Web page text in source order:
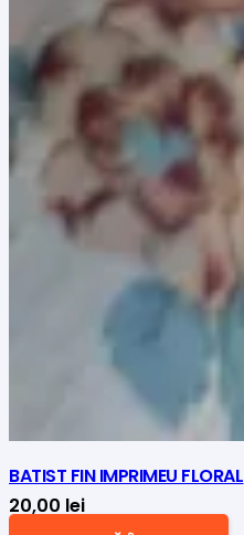
BATIST FIN IMPRIMEU FLORAL
20,00 lei